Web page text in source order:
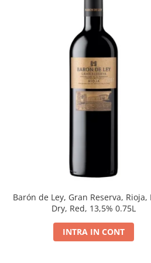
Barón de Ley, Gran Reserva, Rioja,
Dry, Red, 13,5% 0.75L
INTRA IN CONT